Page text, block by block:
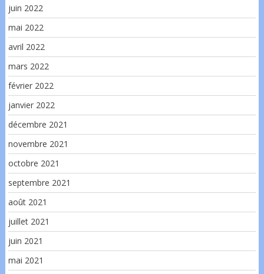
juin 2022
mai 2022
avril 2022
mars 2022
février 2022
janvier 2022
décembre 2021
novembre 2021
octobre 2021
septembre 2021
août 2021
juillet 2021
juin 2021
mai 2021